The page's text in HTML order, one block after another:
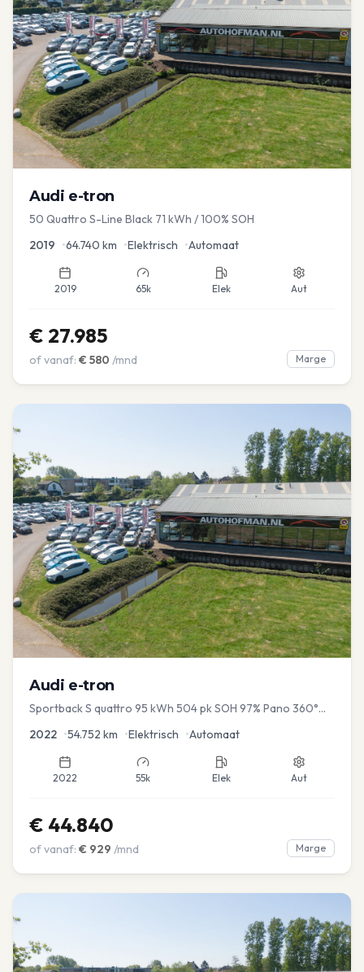
Audi e-tron
50 Quattro S-Line Black 71 kWh / 100% SOH
2019 •64.740 km •Elektrisch •Automaat
2019 65k Elek Aut
€ 27.985
of vanaf: € 580 /mnd Marge
Audi e-tron
Sportback S quattro 95 kWh 504 pk SOH 97% Pano 360°
2022 •54.752 km •Elektrisch •Automaat
2022 55k Elek Aut
€ 44.840
of vanaf: € 929 /mnd Marge